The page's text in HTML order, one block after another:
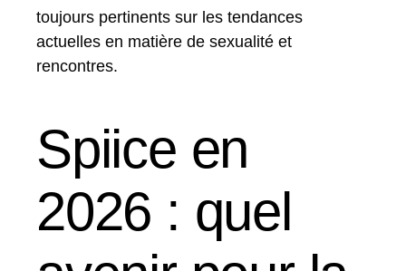
toujours pertinents sur les tendances
actuelles en matière de sexualité et
rencontres.
Spiice en
2026 : quel